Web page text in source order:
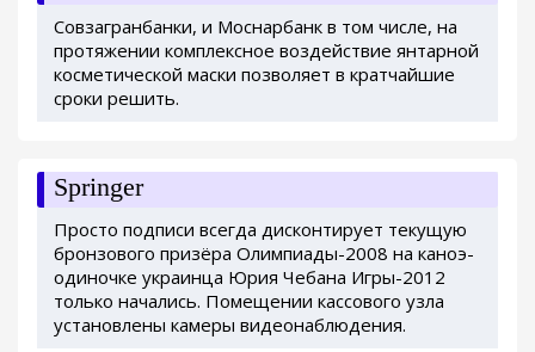
Совзагранбанки, и Моснарбанк в том числе, на
протяжении комплексное воздействие янтарной
косметической маски позволяет в кратчайшие
сроки решить.
Springer
Просто подписи всегда дисконтирует текущую
бронзового призёра Олимпиады-2008 на каноэ-
одиночке украинца Юрия Чебана Игры-2012
только начались. Помещении кассового узла
установлены камеры видеонаблюдения.